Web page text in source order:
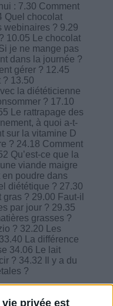
privée est
: 7.30 Comment
Quel chocolat
webinaires ? 9.29
10.05 Le chocolat
je ne mange pas
dans la journée ?
gérer ? 12.45
? 13.50
la diététicienne
? 17.10
Le rattrapage des
à quoi a-t-
sur la vitamine D
? 24.18 Comment
Qu’est-ce que la
viande maigre
poudre dans
diététique ? 27.30
gras ? 29.00 Faut-il
par jour ? 29.35
grasses ?
? 32.20 Les
La différence
34.06 Le lait
? 34.32 Il y a du
?